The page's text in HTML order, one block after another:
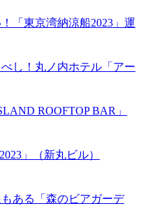
「東京湾納涼船2023」運
し！丸ノ内ホテル「アー
ROOFTOP BAR」
」（新丸ビル）
ある「森のビアガーデ